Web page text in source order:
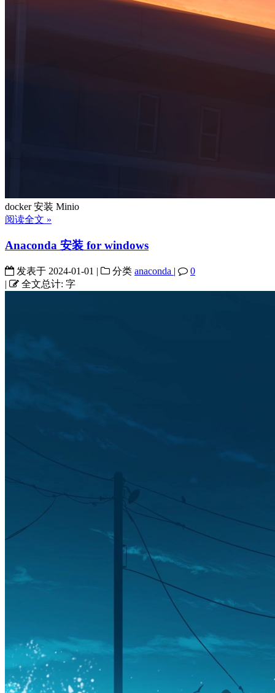
docker 安装 Minio
阅读全文 »
Anaconda 安装 for windows
发表于 2024-01-01 | 分类 anaconda |
0
|
全文总计: 字